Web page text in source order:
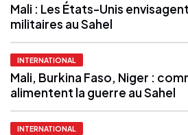
Mali : Les États-Unis
militaires au Sahel
INTERNATIONAL
Mali, Burkina Faso, Niger :
alimentent la guerre au Sahel
INTERNATIONAL